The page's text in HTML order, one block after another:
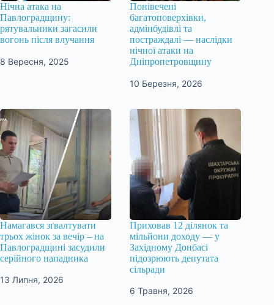
Нічна атака на
Павлоградщину:
рятувальники загасили
вогонь після влучання
8 Вересня, 2025
Понівечені
багатоповерхівки,
адмінбудівлі та
постраждалі — наслідки
нічної атаки на
Дніпропетровщину
10 Березня, 2026
Намагався зґвалтувати
трьох жінок за вечір – на
Павлоградщині засудили
серійного нападника
13 Липня, 2026
Приховав 12 ділянок та
мільйони доходу — у
Західному Донбасі
підозрюють депутата
сільради
6 Травня, 2026